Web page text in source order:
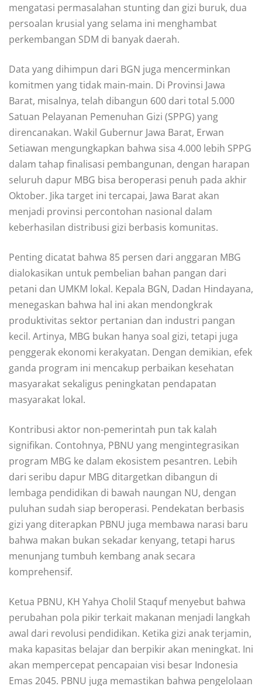
mengatasi permasalahan stunting dan gizi buruk, dua
persoalan krusial yang selama ini menghambat
perkembangan SDM di banyak daerah.
Data yang dihimpun dari BGN juga mencerminkan
komitmen yang tidak main-main. Di Provinsi Jawa
Barat, misalnya, telah dibangun 600 dari total 5.000
Satuan Pelayanan Pemenuhan Gizi (SPPG) yang
direncanakan. Wakil Gubernur Jawa Barat, Erwan
Setiawan mengungkapkan bahwa sisa 4.000 lebih SPPG
dalam tahap finalisasi pembangunan, dengan harapan
seluruh dapur MBG bisa beroperasi penuh pada akhir
Oktober. Jika target ini tercapai, Jawa Barat akan
menjadi provinsi percontohan nasional dalam
keberhasilan distribusi gizi berbasis komunitas.
Penting dicatat bahwa 85 persen dari anggaran MBG
dialokasikan untuk pembelian bahan pangan dari
petani dan UMKM lokal. Kepala BGN, Dadan Hindayana,
menegaskan bahwa hal ini akan mendongkrak
produktivitas sektor pertanian dan industri pangan
kecil. Artinya, MBG bukan hanya soal gizi, tetapi juga
penggerak ekonomi kerakyatan. Dengan demikian, efek
ganda program ini mencakup perbaikan kesehatan
masyarakat sekaligus peningkatan pendapatan
masyarakat lokal.
Kontribusi aktor non-pemerintah pun tak kalah
signifikan. Contohnya, PBNU yang mengintegrasikan
program MBG ke dalam ekosistem pesantren. Lebih
dari seribu dapur MBG ditargetkan dibangun di
lembaga pendidikan di bawah naungan NU, dengan
puluhan sudah siap beroperasi. Pendekatan berbasis
gizi yang diterapkan PBNU juga membawa narasi baru
bahwa makan bukan sekadar kenyang, tetapi harus
menunjang tumbuh kembang anak secara
komprehensif.
Ketua PBNU, KH Yahya Cholil Staquf menyebut bahwa
perubahan pola pikir terkait makanan menjadi langkah
awal dari revolusi pendidikan. Ketika gizi anak terjamin,
maka kapasitas belajar dan berpikir akan meningkat. Ini
akan mempercepat pencapaian visi besar Indonesia
Emas 2045. PBNU juga memastikan bahwa pengelolaan